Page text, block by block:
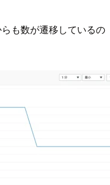
も数が遷移しているの